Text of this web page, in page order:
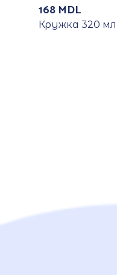
168 MDL
Кружка 320 мл